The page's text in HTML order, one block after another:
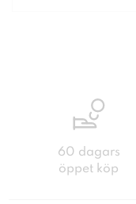
60 dagars
öppet köp